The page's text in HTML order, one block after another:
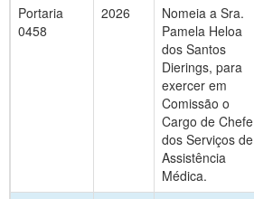
Portaria
0458
2026
Nomeia a Sra.
Pamela Heloa
dos Santos
Dierings, para
exercer em
Comissão o
Cargo de Chefe
dos Serviços de
Assistência
Médica.